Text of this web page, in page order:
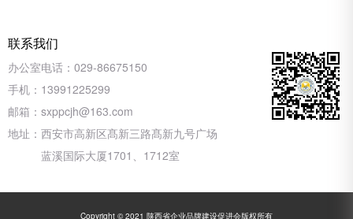
联系我们
办公室电话： 029-86675150
手机： 13991225299
邮箱： sxppcjh@163.com
地址： 西安市高新区髙新三路髙新九号广场
蓝溪国际大厦1701、1712室
Copyright © 2021 陕西省企业品牌建设促进会版权所有